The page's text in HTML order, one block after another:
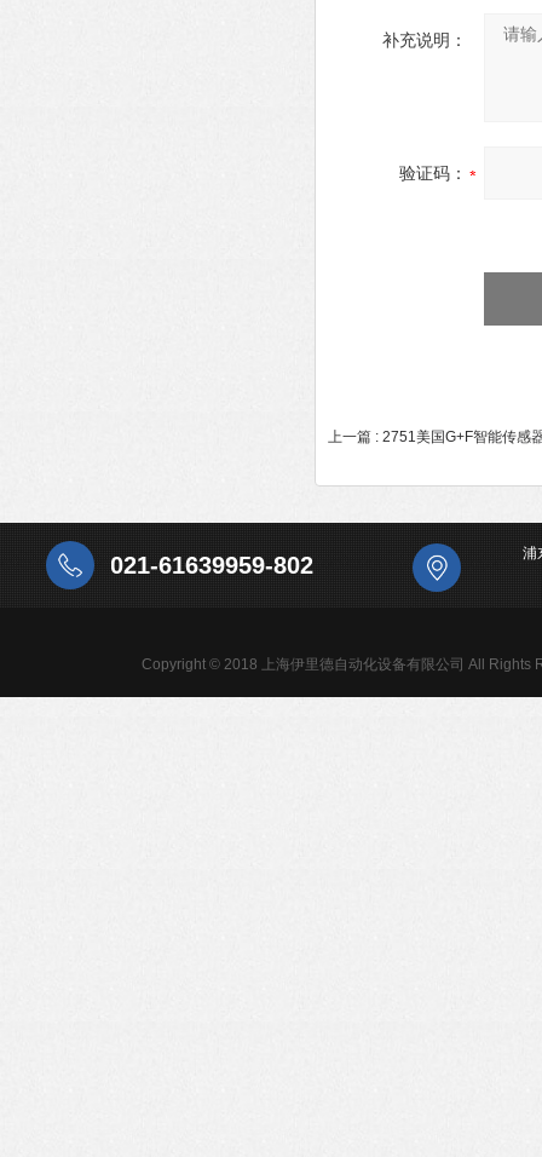
补充说明：
验证码：
上一篇 : 2751美国G+F智能传感
021-61639959-802 浦
Copyright © 2018 上海伊里德自动化设备有限公司 All Rights